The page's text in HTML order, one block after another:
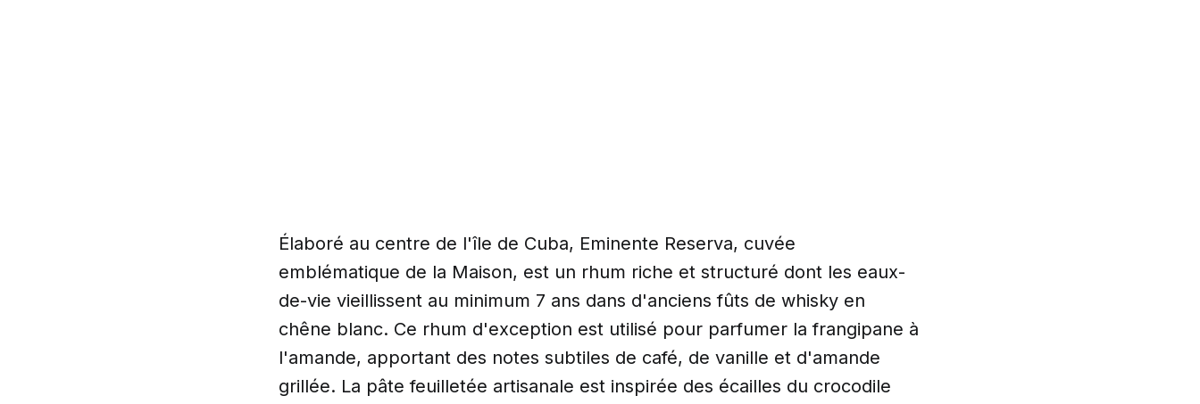
Élaboré au centre de l'île de Cuba, Eminente Reserva, cuvée
emblématique de la Maison, est un rhum riche et structuré dont les eaux-
de-vie vieillissent au minimum 7 ans dans d'anciens fûts de whisky en
chêne blanc. Ce rhum d'exception est utilisé pour parfumer la frangipane à
l'amande, apportant des notes subtiles de café, de vanille et d'amande
grillée. La pâte feuilletée artisanale est inspirée des écailles du crocodile